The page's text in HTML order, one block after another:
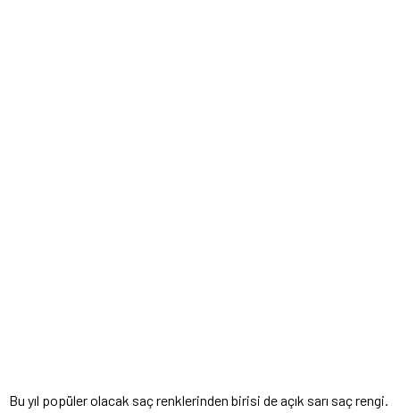
Bu yıl popüler olacak saç renklerinden birisi de açık sarı saç rengi.